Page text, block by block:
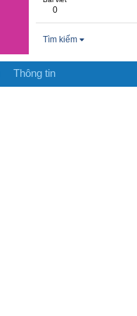
0
Tìm kiếm
Thông tin